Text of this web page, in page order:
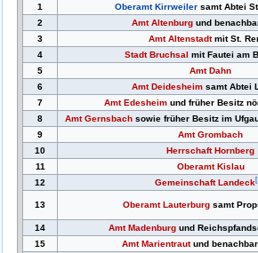
1 Oberamt Kirrweilersamt Abtei
2
Amt Altenburgund
3
Amt Altenstadtmit St.
4
Stadt Bruchsal mit Fautei am
5
Amt Dahn
6
Amt Deidesheimsamt Abtei
7
Amt Edesheim und früher Besitz
8
Amt Gernsbachsowie früher Besitz im
9
Amt Grombach
10
Herrschaft Hornberg
11
Oberamt Kislau
12
Gemeinschaft Landeck
13 Oberamt Lauterburgsamt
14 Amt Madenburgund
15
Amt Marientrautund